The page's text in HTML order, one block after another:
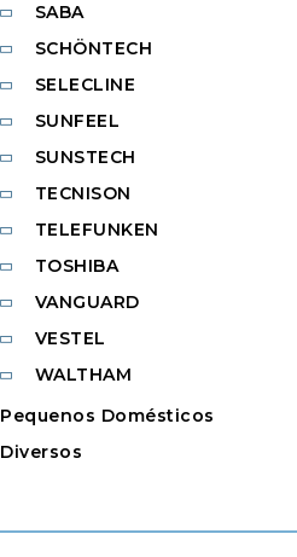
SABA
SCHÖNTECH
SELECLINE
SUNFEEL
SUNSTECH
TECNISON
TELEFUNKEN
TOSHIBA
VANGUARD
VESTEL
WALTHAM
Pequenos Domésticos
Diversos